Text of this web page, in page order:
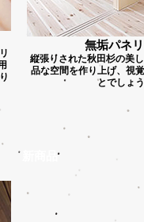
無垢パネ
縦張りされた秋田杉の美
品な空間を作り上げ、視
とでしょ